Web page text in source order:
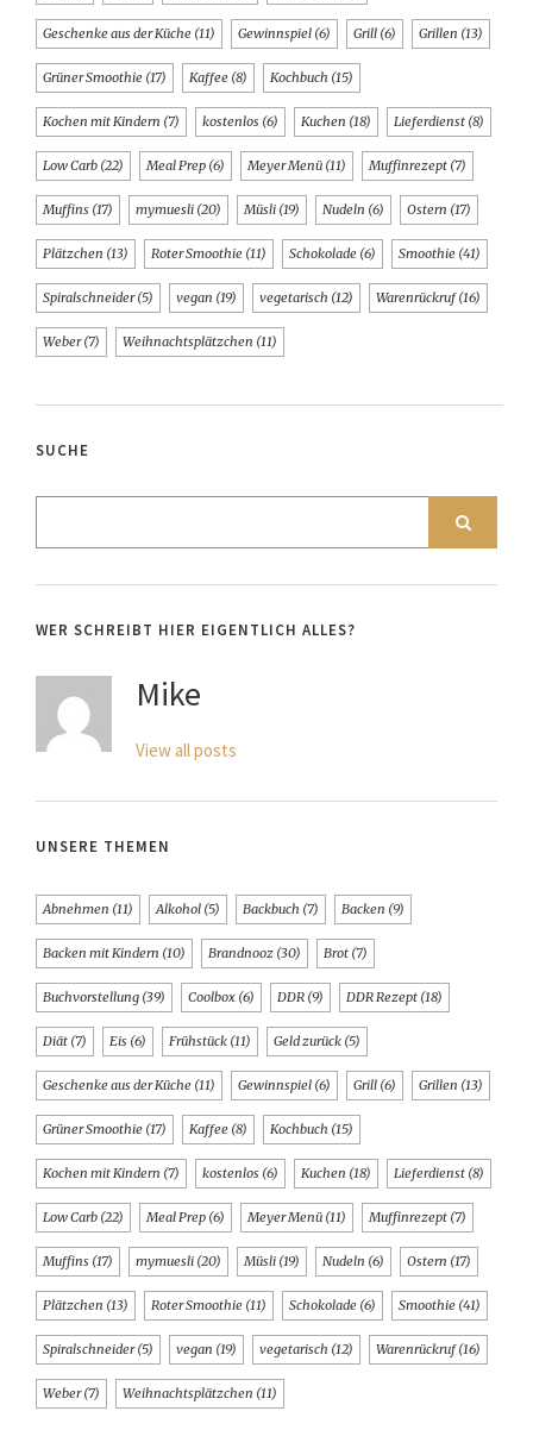
Geschenke aus der Küche (11) Gewinnspiel (6) Grill (6) Grillen (13)
Grüner Smoothie (17) Kaffee (8) Kochbuch (15)
Kochen mit Kindern (7) kostenlos (6) Kuchen (18) Lieferdienst (8)
Low Carb (22) Meal Prep (6) Meyer Menü (11) Muffinrezept (7)
Muffins (17) mymuesli (20) Müsli (19) Nudeln (6) Ostern (17)
Plätzchen (13) Roter Smoothie (11) Schokolade (6) Smoothie (41)
Spiralschneider(5) vegan (19) vegetarisch (12) Warenrückruf(16)
Weber(7) Weihnachtsplätzchen (11)
SUCHE
WER SCHREIBT HIER EIGENTLICH ALLES?
Mike
View all posts
UNSERE THEMEN
Abnehmen (11) Alkohol (5) Backbuch (7) Backen (9)
Backen mit Kindern (10) Brandnooz (30) Brot (7)
Buchvorstellung (39) Coolbox (6) DDR (9) DDR Rezept (18)
Diät (7) Eis (6) Frühstück (11) Geld zurück (5)
Geschenke aus der Küche (11) Gewinnspiel (6) Grill (6) Grillen (13)
Grüner Smoothie (17) Kaffee (8) Kochbuch (15)
Kochen mit Kindern (7) kostenlos (6) Kuchen (18) Lieferdienst (8)
Low Carb (22) Meal Prep (6) Meyer Menü (11) Muffinrezept (7)
Muffins (17) mymuesli (20) Müsli (19) Nudeln (6) Ostern (17)
Plätzchen (13) Roter Smoothie (11) Schokolade (6) Smoothie (41)
Spiralschneider(5) vegan (19) vegetarisch (12) Warenrückruf(16)
Weber(7) Weihnachtsplätzchen (11)